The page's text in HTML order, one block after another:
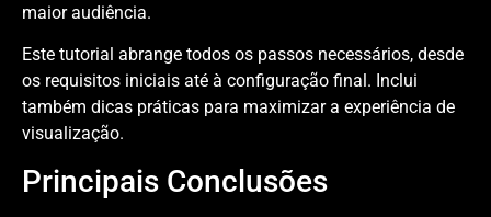
maior audiência.
Este tutorial abrange todos os passos necessários, desde
os requisitos iniciais até à configuração final. Inclui
também dicas práticas para maximizar a experiência de
visualização.
Principais Conclusões